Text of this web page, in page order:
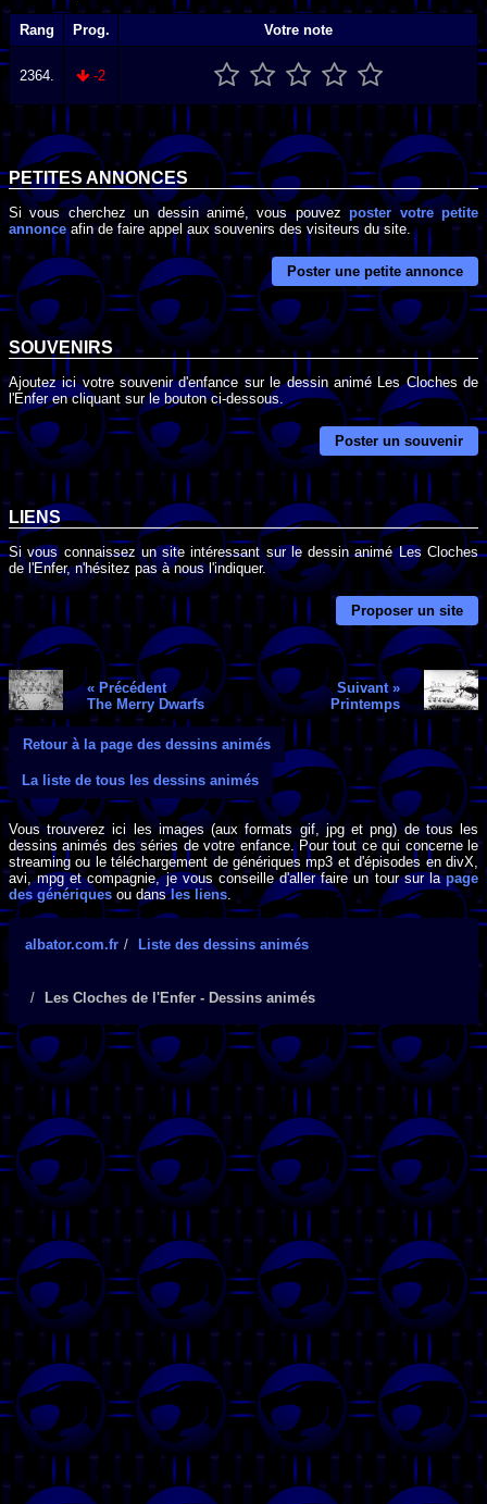
Rang Prog. Votre note
2364. -2
PETITES ANNONCES
Si vous cherchez un dessin animé, vous pouvezposter votre petite
annonceafin de faire appel aux souvenirs des visiteurs du site.
Poster une petite annonce
SOUVENIRS
Ajoutez ici votre souvenir d'enfance sur le dessin animé Les Cloches de
l'Enfer en cliquant sur le bouton ci-dessous.
Poster un souvenir
LIENS
Si vous connaissez un site intéressant sur le dessin animé Les Cloches
de l'Enfer, n'hésitez pas à nous l'indiquer.
Proposer un site
« Précédent
The Merry Dwarfs
Suivant »
Printemps
Retour à la page des dessins animés
La liste de tous les dessins animés
Vous trouverez ici les images (aux formats gif, jpg et png) de tous les
dessins animés des séries de votre enfance. Pour tout ce qui concerne le
streaming ou le téléchargement de génériques mp3 et d'épisodes en divX,
avi, mpg et compagnie, je vous conseille d'aller faire un tour sur lapage
des génériques ou dansles liens.
albator.com.fr Liste des dessins animés
Les Cloches de l'Enfer - Dessins animés